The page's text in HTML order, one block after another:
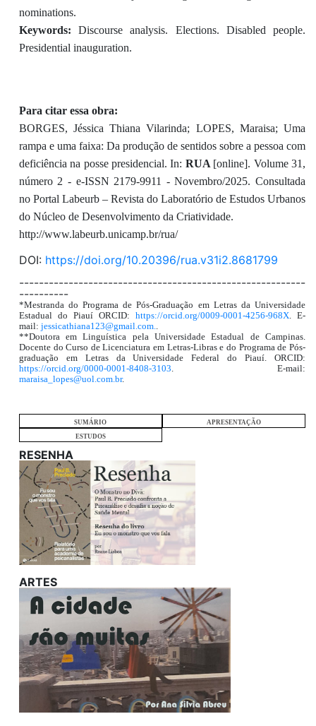
nominations.
Keywords:Discourse analysis. Elections. Disabled people.
Presidential inauguration.
Para citar essa obra:
BORGES, Jéssica Thiana Vilarinda; LOPES, Maraisa; Uma
rampa e uma faixa: Da produção de sentidos sobre a pessoa com
deficiência na posse presidencial. In: RUA [online]. Volume 31,
número 2 - e-ISSN 2179-9911 - Novembro/2025. Consultada
no Portal Labeurb – Revista do Laboratório de Estudos Urbanos
do Núcleo de Desenvolvimento da Criatividade.
http://www.labeurb.unicamp.br/rua/
DOI: https://doi.org/10.20396/rua.v31i2.8681799
----------------------------------------------------------
----------
*Mestranda do Programa de Pós-Graduação em Letras da Universidade
Estadual do Piauí ORCID: https://orcid.org/0009-0001-4256-968X. E-
mail: jessicathiana123@gmail.com.
**Doutora em Linguística pela Universidade Estadual de Campinas.
Docente do Curso de Licenciatura em Letras-Libras e do Programa de Pós-
graduação em Letras da Universidade Federal do Piauí. ORCID:
https://orcid.org/0000-0001-8408-3103 . E-mail:
maraisa_lopes@uol.com.br.
SUMÁRIO
APRESENTAÇÃO
ESTUDOS
RESENHA
ARTES